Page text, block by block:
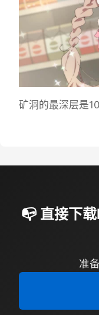
矿洞的最深层是
📭 直接下
准